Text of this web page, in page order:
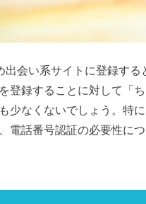
出会い系サイトに登録す
登録することに対して「
少なくないでしょう。特
電話番号認証の必要性に